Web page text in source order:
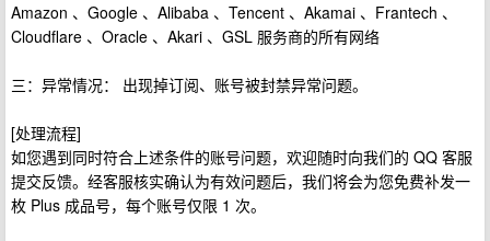
Amazon 、Google 、Alibaba 、Tencent 、Akamai 、Frantech 、
Cloudflare 、Oracle 、Akari 、GSL 服务商的所有网络
三：异常情况： 出现掉订阅、账号被封禁异常问题。
[处理流程]
如您遇到同时符合上述条件的账号问题，欢迎随时向我们的 QQ 客服
提交反馈。经客服核实确认为有效问题后，我们将会为您免费补发一
枚 Plus 成品号，每个账号仅限 1 次。